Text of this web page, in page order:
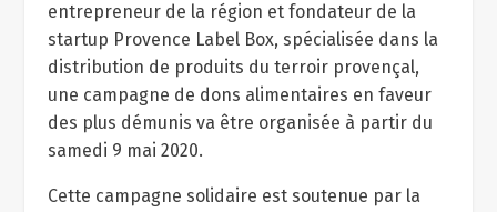
entrepreneur de la région et fondateur de la
startup Provence Label Box, spécialisée dans la
distribution de produits du terroir provençal,
une campagne de dons alimentaires en faveur
des plus démunis va être organisée à partir du
samedi 9 mai 2020.
Cette campagne solidaire est soutenue par la